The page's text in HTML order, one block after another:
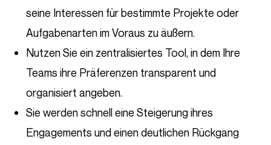
seine Interessen für bestimmte Projekte oder
Aufgabenarten im Voraus zu äußern.
Nutzen Sie ein zentralisiertes Tool, in dem Ihre
Teams ihre Präferenzen transparent und
organisiert angeben.
Sie werden schnell eine Steigerung ihres
Engagements und einen deutlichen Rückgang